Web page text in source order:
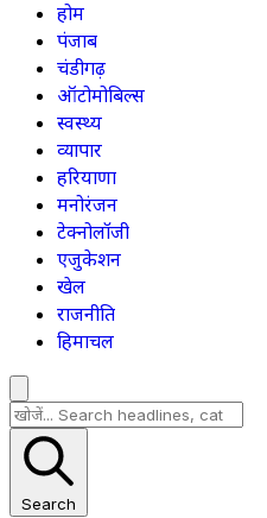
होम
पंजाब
चंडीगढ़
ऑटोमोबिल्स
स्वस्थ्य
व्यापार
हरियाणा
मनोरंजन
टेक्नोलॉजी
एजुकेशन
खेल
राजनीति
हिमाचल
Search